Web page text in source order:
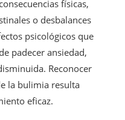
físicas,
o desbalances
psicológicos que
padecer ansiedad,
Reconocer
la bulimia resulta
eficaz.